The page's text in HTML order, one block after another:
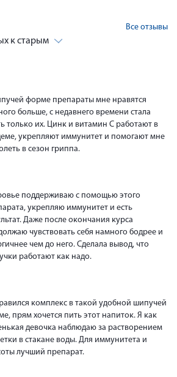
Все отзывы
к старым
форме препараты мне нравятся
больше, с недавнего времени стала
только их. Цинк и витамин С работают в
укрепляют иммунитет и помогают мне
в сезон гриппа.
поддерживаю с помощью этого
укрепляю иммунитет и есть
Даже после окончания курса
чувствовать себя намного бодрее и
чем до него. Сделала вывод, что
работают как надо.
комплекс в такой удобной шипучей
прям хочется пить этот напиток. Я как
девочка наблюдаю за растворением
в стакане воды. Для иммунитета и
лучший препарат.